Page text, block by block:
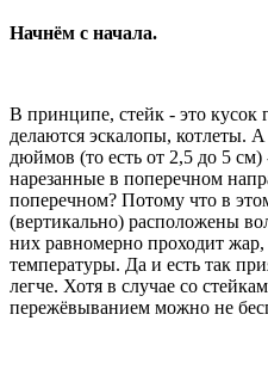
Начнём с начала.
В принципе, стейк - это
делаются эскалопы, котлеты.
дюймов (то есть от 2,5 до 5 см)
нарезанные в поперечном
поперечном? Потому что в
(вертикально) расположены
них равномерно проходит
температуры. Да и есть так
легче. Хотя в случае со
пережёвыванием можно не